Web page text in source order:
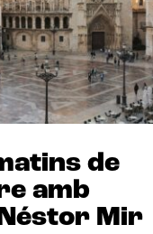
de
amb
Mir